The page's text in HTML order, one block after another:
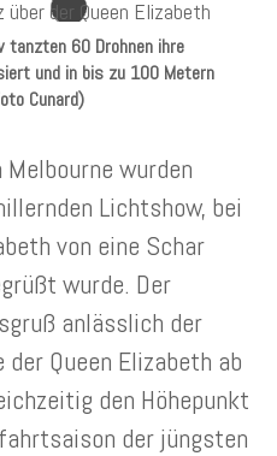
tanzten 60 Drohnen ihre
und in bis zu 100 Metern
Cunard)
wurden
Lichtshow, bei
von eine Schar
wurde. Der
anlässlich der
Queen Elizabeth ab
den Höhepunkt
der jüngsten